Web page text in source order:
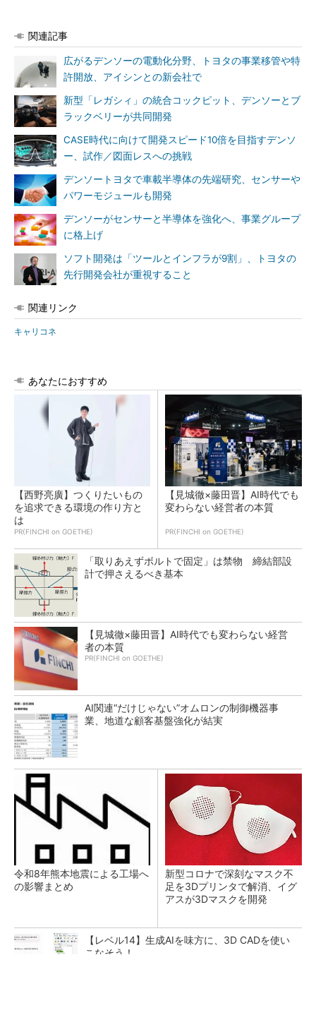
関連記事
広がるデンソーの電動化分野、トヨタの事業移管や特
許開放、アイシンとの新会社で
新型「レガシィ」の統合コックピット、デンソーとブ
ラックベリーが共同開発
CASE時代に向けて開発スピード10倍を目指すデンソ
ー、試作／図面レスへの挑戦
デンソートヨタで車載半導体の先端研究、センサーや
パワーモジュールも開発
デンソーがセンサーと半導体を強化へ、事業グループ
に格上げ
ソフト開発は「ツールとインフラが9割」、トヨタの
先行開発会社が重視すること
関連リンク
キャリコネ
あなたにおすすめ
【西野亮廣】つくりたいもの
を追求できる環境の作り方と
は
PR(FINCHI on GOETHE)
【見城徹×藤田晋】AI時代でも
変わらない経営者の本質
PR(FINCHI on GOETHE)
「取りあえずボルトで固定」は禁物 締結部設
計で押さえるべき基本
【見城徹×藤田晋】AI時代でも変わらない経営
者の本質
PR(FINCHI on GOETHE)
AI関連“だけじゃない”オムロンの制御機器事
業、地道な顧客基盤強化が結実
令和8年熊本地震による工場へ
の影響まとめ
新型コロナで深刻なマスク不
足を3Dプリンタで解消、イグ
アスが3Dマスクを開発
【レベル14】生成AIを味方に、3D CADを使い
こなそう！